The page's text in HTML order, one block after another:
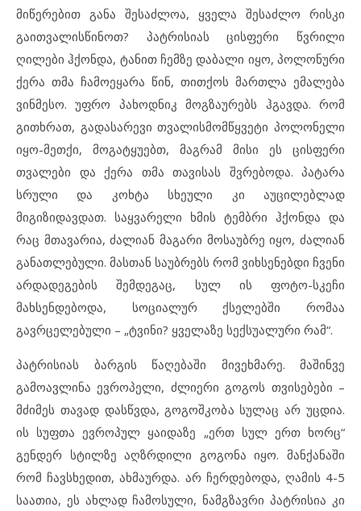
მიწერებით განა შესაძლოა, ყველა შესაძლო რისკი
გაითვალისწინოთ? პატრისიას ცისფერი წვრილი
ღილები ჰქონდა, ტანით ჩემზე დაბალი იყო, პოლონური
ქერა თმა ჩამოეყარა წინ, თითქოს მართლა ემალება
ვინმესო. უფრო პახოდნიკ მოგზაურებს ჰგავდა. რომ
გითხრათ, გადასარევი თვალისმომწყვეტი პოლონელი
იყო-მეთქი, მოგატყუებთ, მაგრამ მისი ეს ცისფერი
თვალები და ქერა თმა თავისას შვრებოდა. პატარა
სრული და კოხტა სხეული კი აუცილებლად
მიგიზიდავდათ. საყვარელი ხმის ტემბრი ჰქონდა და
რაც მთავარია, ძალიან მაგარი მოსაუბრე იყო, ძალიან
განათლებული. მასთან საუბრებს რომ ვიხსენებდი ჩვენი
არდადეგების შემდეგაც, სულ ის ფოტო-სკეჩი
მახსენდებოდა, სოციალურ ქსელებში რომაა
გავრცელებული – „ტვინი? ყველაზე სექსუალური რამ“.
პატრისიას ბარგის წაღებაში მივეხმარე. მაშინვე
გამოავლინა ევროპელი, ძლიერი გოგოს თვისებები –
მძიმეს თავად დასწვდა, გოგოშკობა სულაც არ უცდია.
ის სუფთა ევროპულ ყაიდაზე „ერთ სულ ერთ ხორც“
გენდერ სტილზე აღზრდილი გოგონა იყო. მანქანაში
რომ ჩავსხედით, ახმაურდა. არ ჩერდებოდა, ღამის 4-5
საათია, ეს ახლად ჩამოსული, ნამგზავრი პატრისია კი